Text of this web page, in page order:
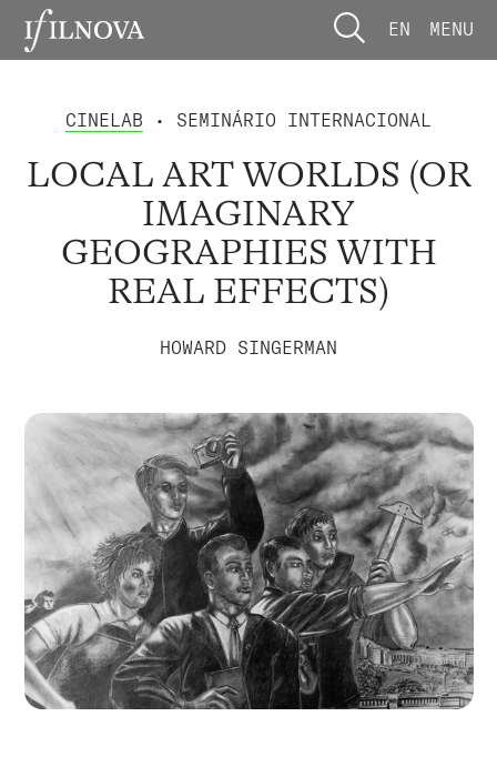
EN MENU
CINELAB • SEMINÁRIO INTERNACIONAL
LOCAL ART WORLDS (OR
IMAGINARY
GEOGRAPHIES WITH
REAL EFFECTS)
HOWARD SINGERMAN